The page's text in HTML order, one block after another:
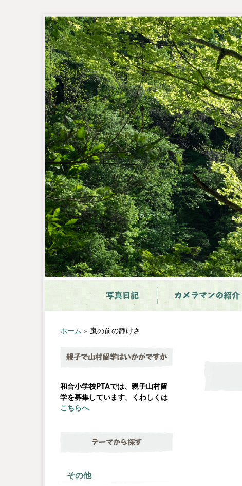
写真日記 カメラマンの紹介
ホーム » 嵐の前の静けさ
親子で山村留学はいかがですか
和合小学校PTAでは、親子山村留
学を募集しています。くわしくは
こちらへ
テーマから探す
その他